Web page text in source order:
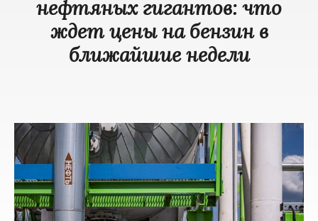
нефтяных гигантов: что
ждет цены на бензин в
ближайшие недели